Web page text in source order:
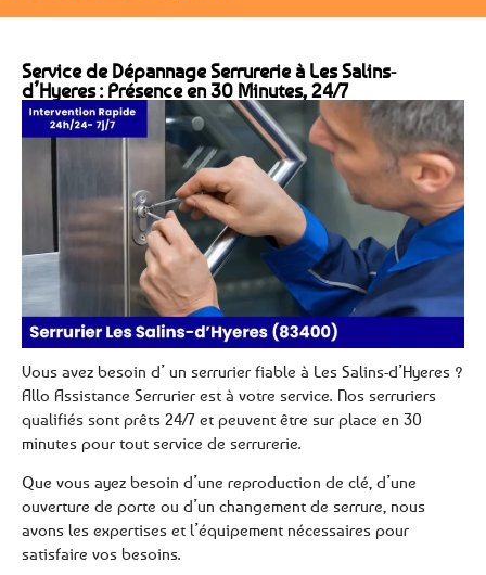
Service de Dépannage Serrurerie à Les Salins-
d’Hyeres : Présence en 30 Minutes, 24/7
Vous avez besoin d’ un serrurier fiable à Les Salins-d’Hyeres ?
Allo Assistance Serrurier est à votre service. Nos serruriers
qualifiés sont prêts 24/7 et peuvent être sur place en 30
minutes pour tout service de serrurerie.
Que vous ayez besoin d’une reproduction de clé, d’une
ouverture de porte ou d’un changement de serrure, nous
avons les expertises et l’équipement nécessaires pour
satisfaire vos besoins.